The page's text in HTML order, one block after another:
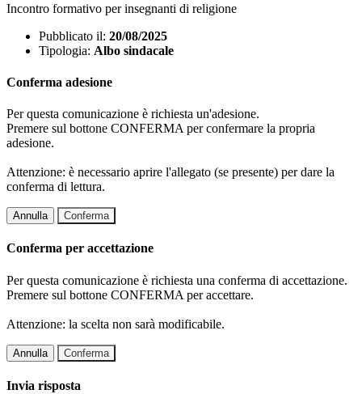
Incontro formativo per insegnanti di religione
Pubblicato il: 20/08/2025
Tipologia: Albo sindacale
Conferma adesione
Per questa comunicazione è richiesta un'adesione.
Premere sul bottone CONFERMA per confermare la propria
adesione.
Attenzione: è necessario aprire l'allegato (se presente) per dare la
conferma di lettura.
Annulla Conferma
Conferma per accettazione
Per questa comunicazione è richiesta una conferma di accettazione.
Premere sul bottone CONFERMA per accettare.
Attenzione: la scelta non sarà modificabile.
Annulla Conferma
Invia risposta